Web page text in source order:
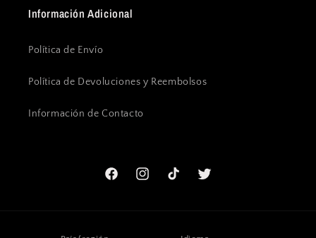
Información Adicional
Política de Envío
Política de Devoluciones y Reembolsos
Información de Contacto
FacebookInstagramTikTok Twitter